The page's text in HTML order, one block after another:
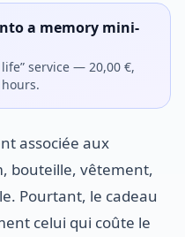
a memory mini-
service — 20,00 €,
associée aux
bouteille, vêtement,
Pourtant, le cadeau
celui qui coûte le